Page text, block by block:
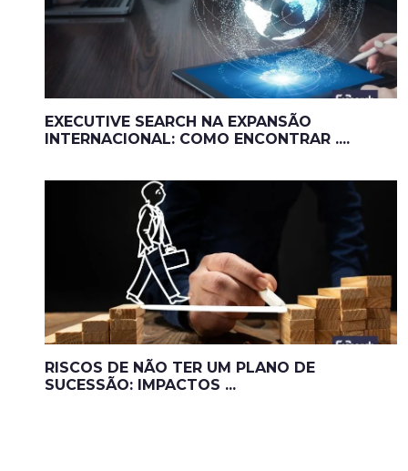
EXECUTIVE SEARCH NA EXPANSÃO
INTERNACIONAL: COMO ENCONTRAR ....
RISCOS DE NÃO TER UM PLANO DE
SUCESSÃO: IMPACTOS ...